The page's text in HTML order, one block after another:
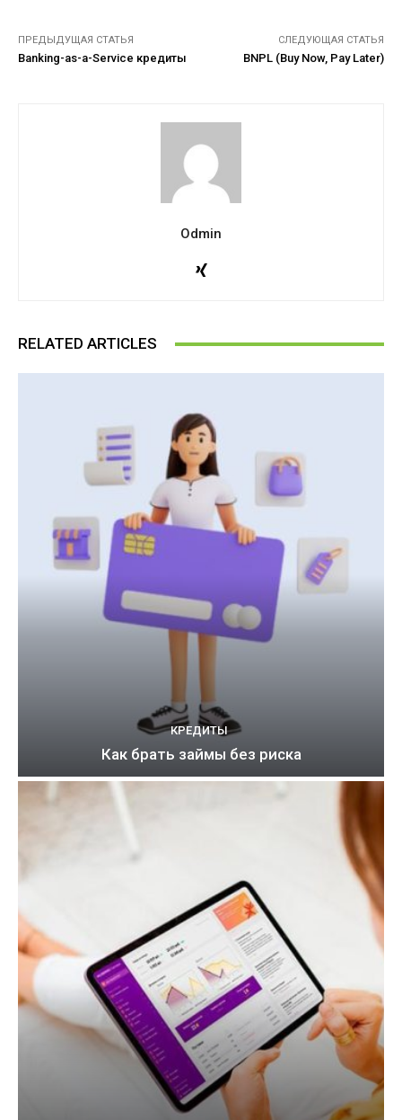
ПРЕДЫДУЩАЯ СТАТЬЯ
Banking-as-a-Service кредиты
СЛЕДУЮЩАЯ СТАТЬЯ
BNPL (Buy Now, Pay Later)
Odmin
RELATED ARTICLES
КРЕДИТЫ
Как брать займы без риска